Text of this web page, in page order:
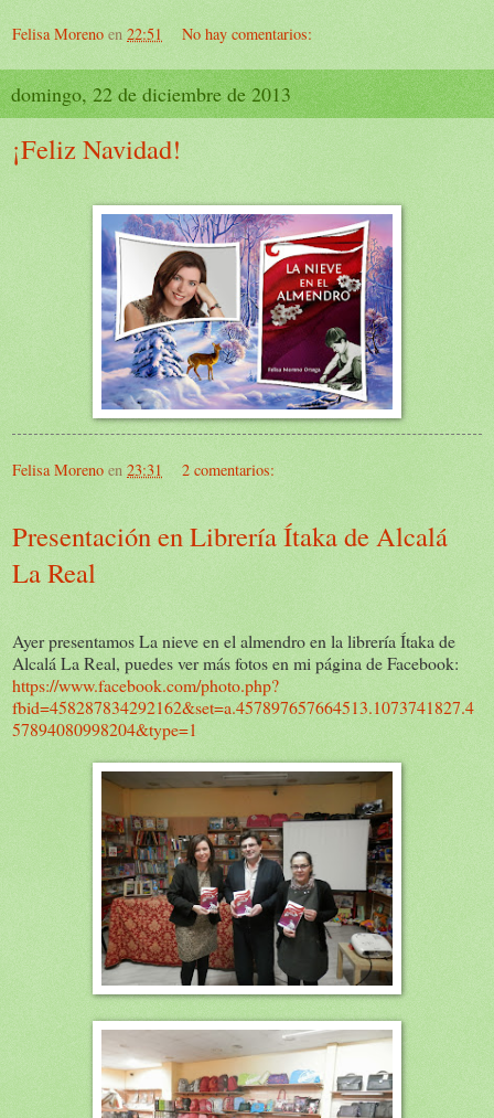
Felisa Moreno en 22:51 No hay comentarios:
domingo, 22 de diciembre de 2013
¡Feliz Navidad!
Felisa Moreno en 23:31 2 comentarios:
Presentación en Librería Ítaka de Alcalá
La Real
Ayer presentamos La nieve en el almendro en la librería Ítaka de
Alcalá La Real, puedes ver más fotos en mi página de Facebook:
https://www.facebook.com/photo.php?
fbid=458287834292162&set=a.457897657664513.1073741827.4
57894080998204&type=1